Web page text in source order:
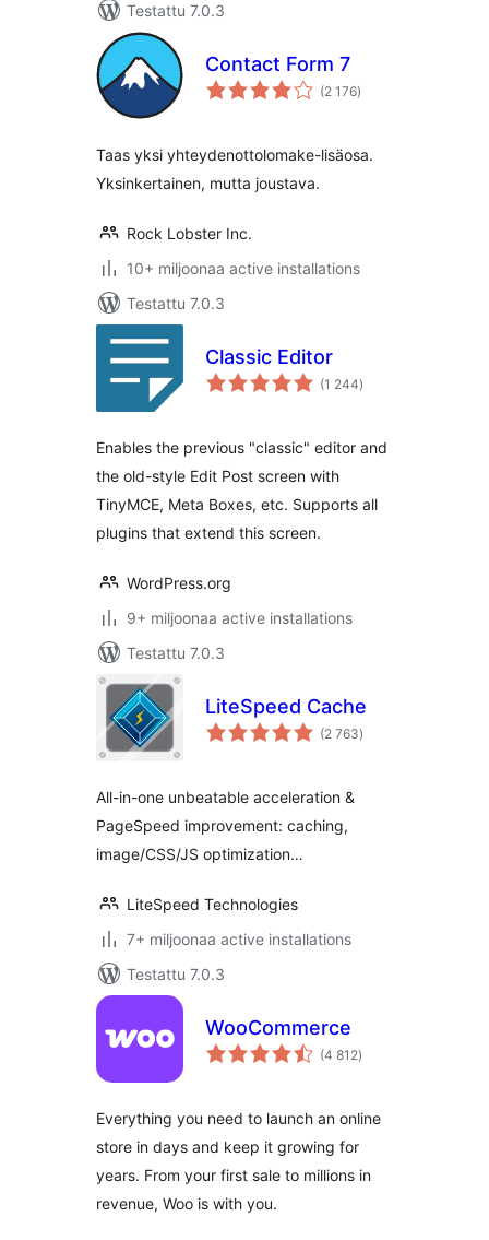
Testattu 7.0.3
Contact Form 7
(2 176arvosanat
yhteensä
)
Taas yksi yhteydenottolomake-lisäosa.
Yksinkertainen, mutta joustava.
Rock Lobster Inc.
10+ miljoonaa active installations
Testattu 7.0.3
Classic Editor
(1 244arvosanat
yhteensä
)
Enables the previous "classic" editor and
the old-style Edit Post screen with
TinyMCE, Meta Boxes, etc. Supports all
plugins that extend this screen.
WordPress.org
9+ miljoonaa active installations
Testattu 7.0.3
LiteSpeed Cache
(2 763arvosanat
yhteensä
)
All-in-one unbeatable acceleration &
PageSpeed improvement: caching,
image/CSS/JS optimization…
LiteSpeed Technologies
7+ miljoonaa active installations
Testattu 7.0.3
WooCommerce
(4 812arvosanat
yhteensä
)
Everything you need to launch an online
store in days and keep it growing for
years. From your first sale to millions in
revenue, Woo is with you.